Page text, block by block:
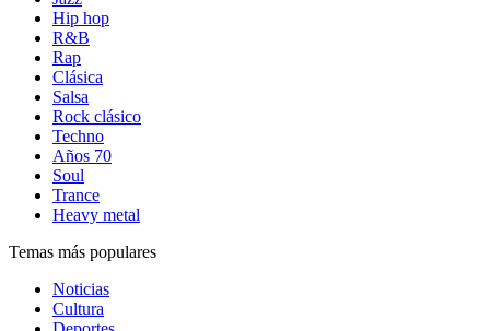
Hip hop
R&B
Rap
Clásica
Salsa
Rock clásico
Techno
Años 70
Soul
Trance
Heavy metal
Temas más populares
Noticias
Cultura